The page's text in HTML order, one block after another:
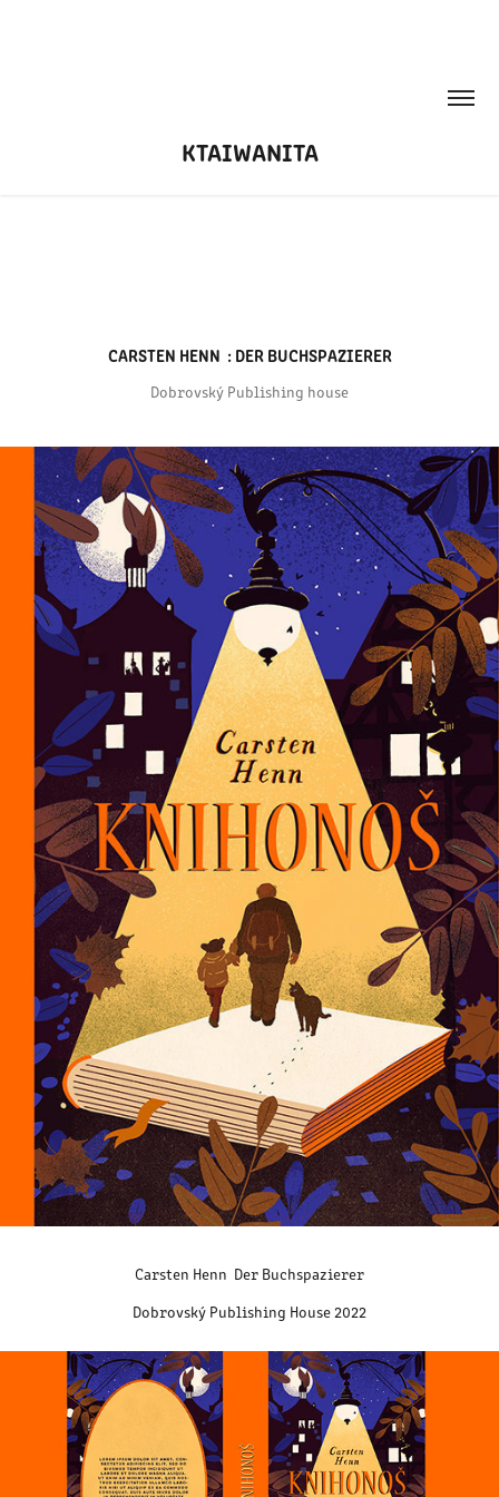
KTAIWANITA
CARSTEN HENN  : DER BUCHSPAZIERER
Dobrovský Publishing house
Carsten Henn Der Buchspazierer
Dobrovský Publishing House 2022